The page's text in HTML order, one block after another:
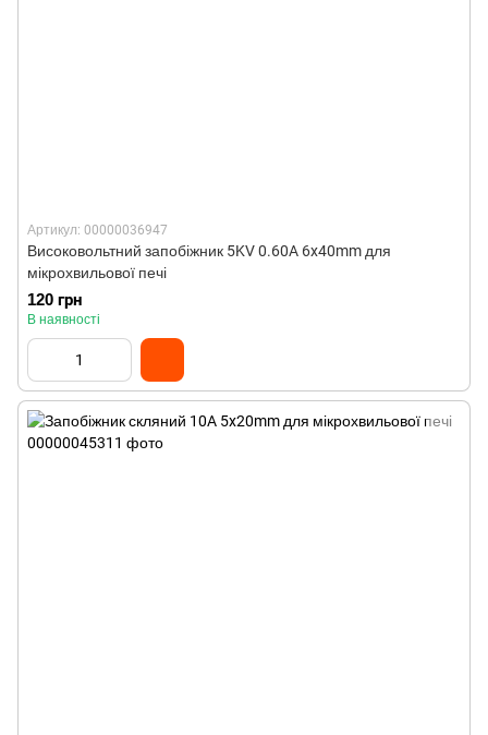
Артикул: 00000036947
Високовольтний запобіжник 5KV 0.60A 6x40mm для
мікрохвильової печі
120 грн
В наявності